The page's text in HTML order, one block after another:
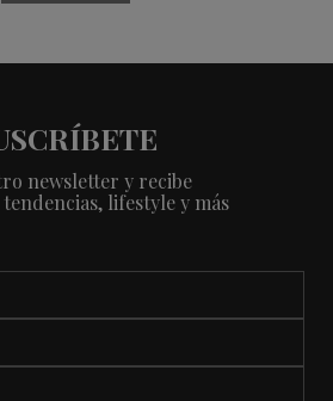
newsletter y recibe
lifestyle y más